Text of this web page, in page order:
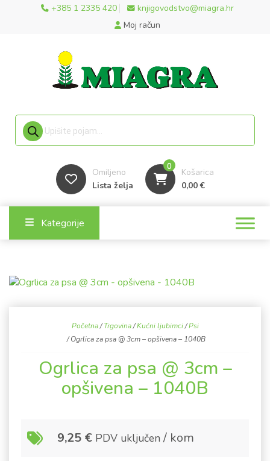
+385 1 2335 420
knjigovodstvo@miagra.hr
Moj račun
Products search
Omiljeno
Lista želja
0
Košarica
0,00€
Kategorije
Početna/Trgovina/Kućni ljubimci/Psi
/ Ogrlica za psa @ 3cm – opšivena – 1040B
Ogrlica za psa @ 3cm –
opšivena – 1040B
9,25 € PDV uključen / kom